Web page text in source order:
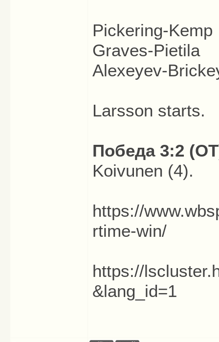
Pickering-Kemp
Graves-Pietila
Alexeyev-
Larsson starts.
Победа 3:2
Koivunen (4).
https://
rtime-win/
https://
&lang_id=1